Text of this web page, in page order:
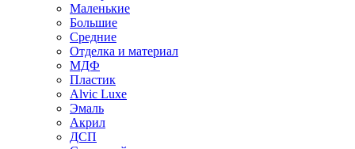
Маленькие
Большие
Средние
Отделка и материал
МДФ
Пластик
Alvic Luxe
Эмаль
Акрил
ДСП